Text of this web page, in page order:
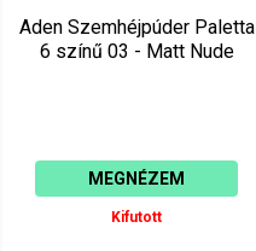
Aden Szemhéjpúder Paletta
6 színű 03 - Matt Nude
MEGNÉZEM
Kifutott